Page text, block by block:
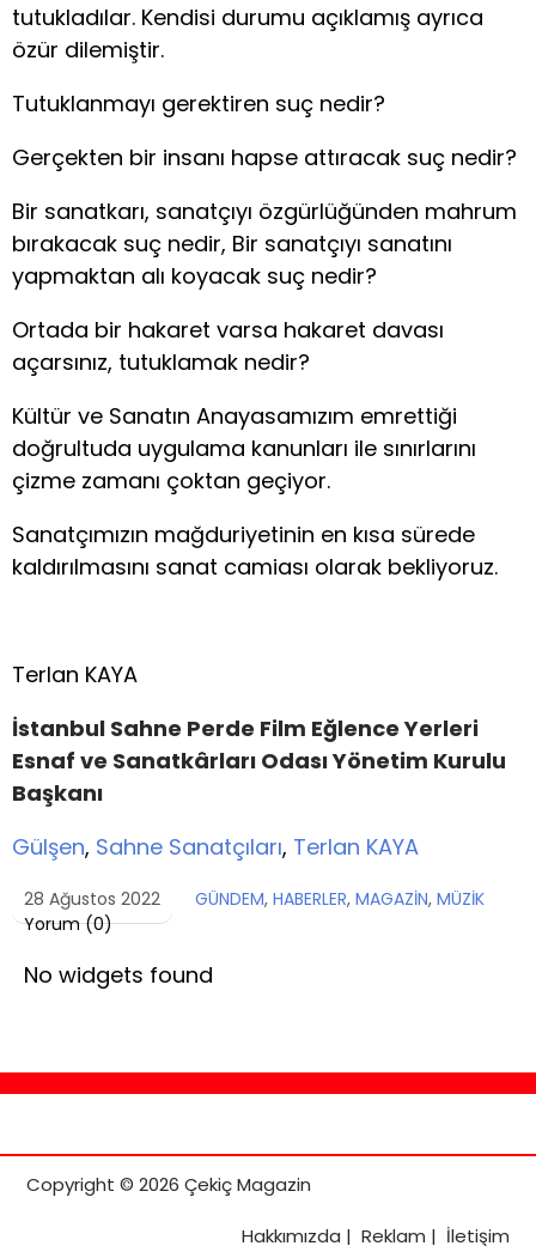
tutukladılar. Kendisi durumu açıklamış ayrıca
özür dilemiştir.
Tutuklanmayı gerektiren suç nedir?
Gerçekten bir insanı hapse attıracak suç nedir?
Bir sanatkarı, sanatçıyı özgürlüğünden mahrum
bırakacak suç nedir, Bir sanatçıyı sanatını
yapmaktan alı koyacak suç nedir?
Ortada bir hakaret varsa hakaret davası
açarsınız, tutuklamak nedir?
Kültür ve Sanatın Anayasamızım emrettiği
doğrultuda uygulama kanunları ile sınırlarını
çizme zamanı çoktan geçiyor.
Sanatçımızın mağduriyetinin en kısa sürede
kaldırılmasını sanat camiası olarak bekliyoruz.
Terlan KAYA
İstanbul Sahne Perde Film Eğlence Yerleri
Esnaf ve Sanatkârları Odası Yönetim Kurulu
Başkanı
Gülşen, Sahne Sanatçıları, Terlan KAYA
28 Ağustos 2022 GÜNDEM, HABERLER, MAGAZİN, MÜZİK
Yorum (0)
No widgets found
Copyright © 2026 Çekiç Magazin
Hakkımızda | Reklam | İletişim